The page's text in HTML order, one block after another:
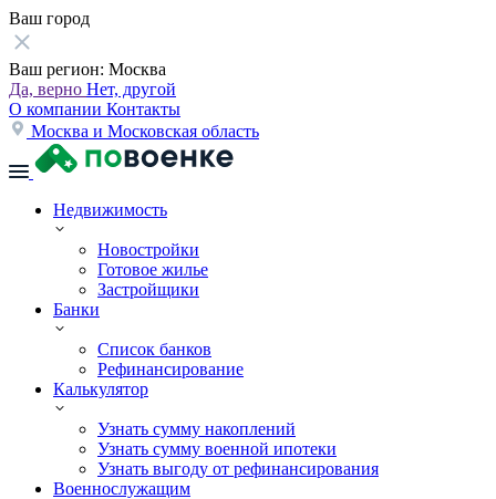
Ваш город
Ваш регион: Москва
Да, верно Нет, другой
О компании Контакты
Москва и Московская область
Недвижимость
Новостройки
Готовое жилье
Застройщики
Банки
Список банков
Рефинансирование
Калькулятор
Узнать сумму накоплений
Узнать сумму военной ипотеки
Узнать выгоду от рефинансирования
Военнослужащим